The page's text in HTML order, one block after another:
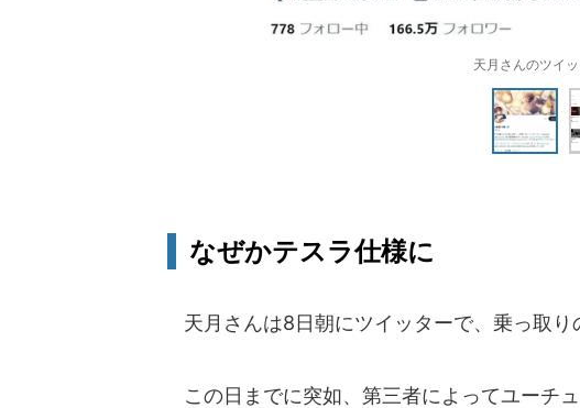
天月さんのツイ
なぜかテスラ仕様に
天月さんは8日朝にツイッターで、乗っ取り
この日までに突如、第三者によってユーチ